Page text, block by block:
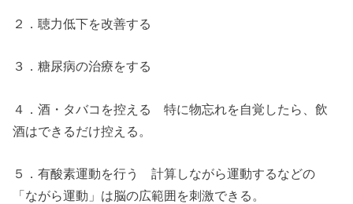
２．聴力低下を改善する
３．糖尿病の治療をする
４．酒・タバコを控える 特に物忘れを自覚したら、飲
酒はできるだけ控える。
５．有酸素運動を行う 計算しながら運動するなどの
「ながら運動」は脳の広範囲を刺激できる。